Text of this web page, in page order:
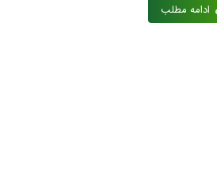
ادامه مطلب